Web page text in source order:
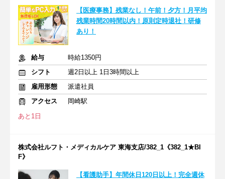
【医療事務】残業なし！午前！夕方！月平均
残業時間20時間以内！原則定時退社！研修
あり！
給与
時給1350円
シフト
週2日以上 1日3時間以上
雇用形態
派遣社員
アクセス
岡崎駅
あと1日
株式会社ルフト・メディカルケア 東海支店/382_1《382_1★BI
F》
【看護助手】年間休日120日以上！完全週休